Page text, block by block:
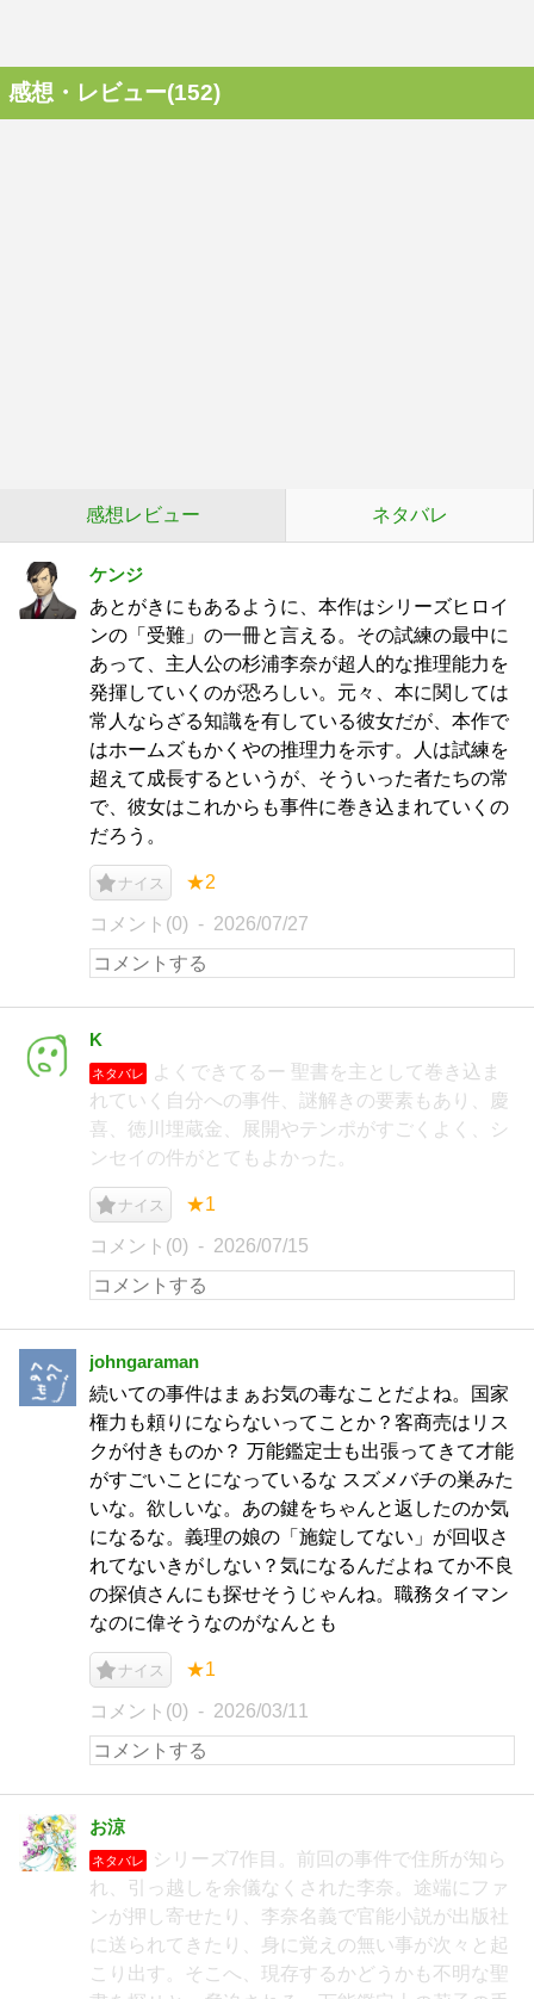
感想・レビュー(152)
感想レビュー ネタバレ
ケンジ
あとがきにもあるように、本作はシリーズヒロイ
ンの「受難」の一冊と言える。その試練の最中に
あって、主人公の杉浦李奈が超人的な推理能力を
発揮していくのが恐ろしい。元々、本に関しては
常人ならざる知識を有している彼女だが、本作で
はホームズもかくやの推理力を示す。人は試練を
超えて成長するというが、そういった者たちの常
で、彼女はこれからも事件に巻き込まれていくの
だろう。
ナイス ★2
コメント(0) 2026/07/27
K
ネタバレ
よくできてるー 聖書を主として巻き込ま
れていく自分への事件、謎解きの要素もあり、慶
喜、徳川埋蔵金、展開やテンポがすごくよく、シ
ンセイの件がとてもよかった。
ナイス ★1
コメント(0) 2026/07/15
johngaraman
続いての事件はまぁお気の毒なことだよね。国家
権力も頼りにならないってことか？客商売はリス
クが付きものか？ 万能鑑定士も出張ってきて才能
がすごいことになっているな スズメバチの巣みた
いな。欲しいな。あの鍵をちゃんと返したのか気
になるな。義理の娘の「施錠してない」が回収さ
れてないきがしない？気になるんだよね てか不良
の探偵さんにも探せそうじゃんね。職務タイマン
なのに偉そうなのがなんとも
ナイス ★1
コメント(0) 2026/03/11
お涼
ネタバレ
シリーズ7作目。前回の事件で住所が知ら
れ、引っ越しを余儀なくされた李奈。途端にファ
ンが押し寄せたり、李奈名義で官能小説が出版社
に送られてきたり、身に覚えの無い事が次々と起
こり出す。そこへ、現存するかどうかも不明な聖